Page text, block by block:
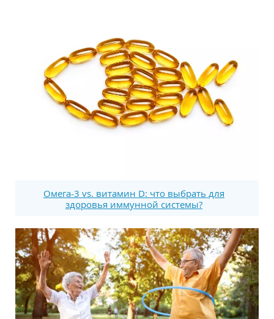
Омега-3 vs. витамин D: что выбрать для
здоровья иммунной системы?